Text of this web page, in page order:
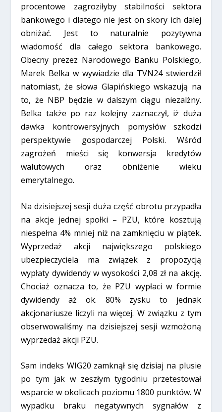
procentowe zagroziłyby stabilności sektora
bankowego i dlatego nie jest on skory ich dalej
obniżać. Jest to naturalnie pozytywna
wiadomość dla całego sektora bankowego.
Obecny prezez Narodowego Banku Polskiego,
Marek Belka w wywiadzie dla TVN24 stwierdził
natomiast, że słowa Glapińskiego wskazują na
to, że NBP będzie w dalszym ciągu niezalżny.
Belka także po raz kolejny zaznaczył, iż duża
dawka kontrowersyjnych pomysłów szkodzi
perspektywie gospodarczej Polski. Wśród
zagrożeń mieści się konwersja kredytów
walutowych oraz obniżenie wieku
emerytalnego.
Na dzisiejszej sesji duża część obrotu przypadła
na akcje jednej społki – PZU, które kosztują
niespełna 4% mniej niż na zamknięciu w piątek.
Wyprzedaż akcji największego polskiego
ubezpieczyciela ma związek z propozycją
wypłaty dywidendy w wysokości 2,08 zł na akcję.
Chociaż oznacza to, że PZU wypłaci w formie
dywidendy aż ok. 80% zysku to jednak
akcjonariusze liczyli na więcej. W związku z tym
obserwowaliśmy na dzisiejszej sesji wzmożoną
wyprzedaż akcji PZU.
Sam indeks WIG20 zamknął się dzisiaj na plusie
po tym jak w zeszłym tygodniu przetestował
wsparcie w okolicach poziomu 1800 punktów. W
wypadku braku negatywnych sygnałów z